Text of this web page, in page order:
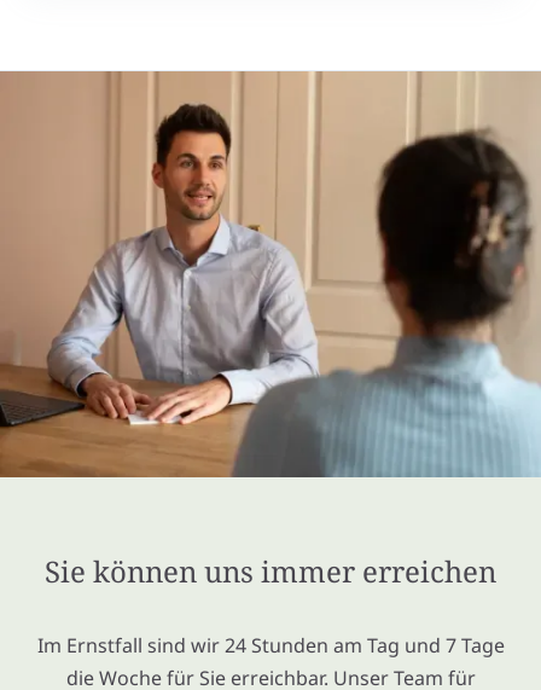
Sie können uns immer erreichen
Im Ernstfall sind wir 24 Stunden am Tag und 7 Tage
die Woche für Sie erreichbar. Unser Team für